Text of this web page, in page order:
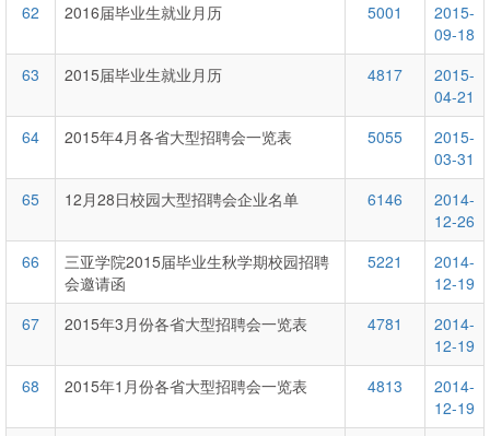
62
2016届毕业生就业月历 5001
2015-
09-18
63
2015届毕业生就业月历 4817
2015-
04-21
64
2015年4月各省大型招聘会一览表 5055
2015-
03-31
65
12月28日校园大型招聘会企业名单 6146
2014-
12-26
66
三亚学院2015届毕业生秋学期校园招聘
会邀请函
5221
2014-
12-19
67
2015年3月份各省大型招聘会一览表 4781
2014-
12-19
68
2015年1月份各省大型招聘会一览表 4813
2014-
12-19